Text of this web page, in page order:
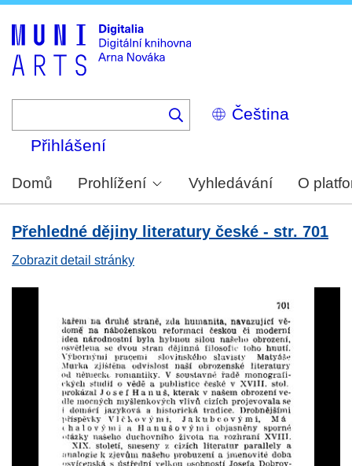
Select
your
Přihlášení
Domů Prohlížení Vyhledávání O
Přehledné dějiny literatury české - str. 701
Zobrazit detail stránky